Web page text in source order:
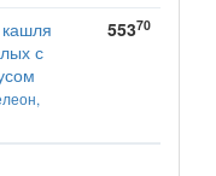
с
55370